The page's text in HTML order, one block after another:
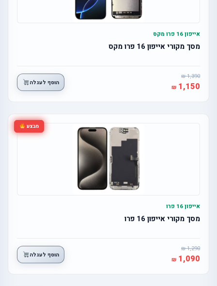
אייפון 16 פרו מקס
מסך מקורי אייפון 16 פרו מקס
1,390
1,150 הוסף לעגלה
מבצע
אייפון 16 פרו
מסך מקורי אייפון 16 פרו
1,290
1,090 הוסף לעגלה